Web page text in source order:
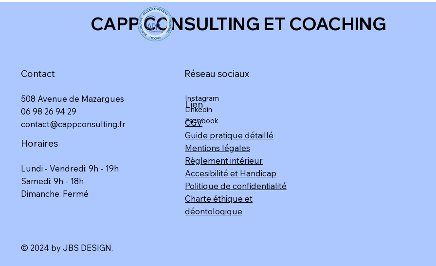
CAPP CONSULTING ET COACHING
Contact
508 Avenue de Mazargues​
06 98 26 94 29​
contact@cappconsulting.fr
Horaires
Lundi - Vendredi: 9h - 19h
Samedi: 9h - 18h
Dimanche: Fermé​
Réseau sociaux
Instagram
Linkedin
Facebook
Lien
CGV
Guide pratique détaillé
Mentions légales
Règlement intérieur​
Accesibilité et Handicap
Politique de confidentialité
Charte éthique et
déontoloqique
© 2024 by JBS DESIGN.